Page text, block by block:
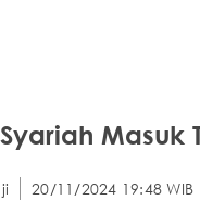
Masuk
20/11/2024 19:48 WIB